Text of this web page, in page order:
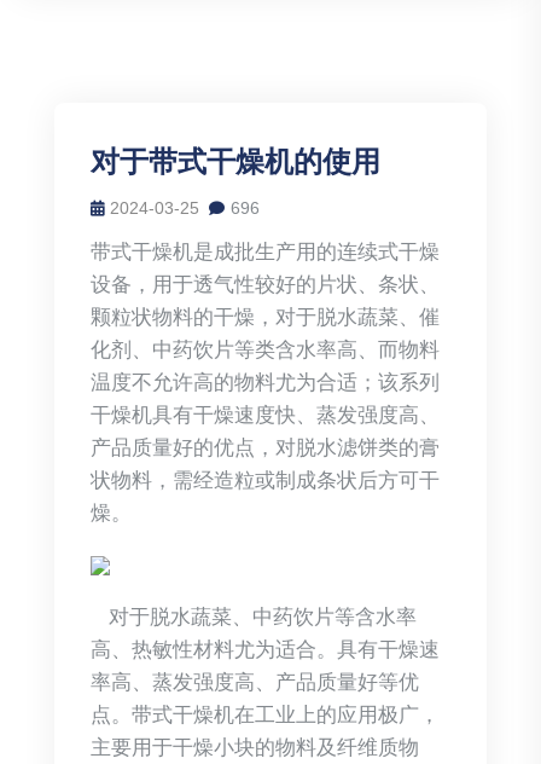
对于带式干燥机的使用
2024-03-25 696
带式干燥机是成批生产用的连续式干燥
设备，用于透气性较好的片状、条状、
颗粒状物料的干燥，对于脱水蔬菜、催
化剂、中药饮片等类含水率高、而物料
温度不允许高的物料尤为合适；该系列
干燥机具有干燥速度快、蒸发强度高、
产品质量好的优点，对脱水滤饼类的膏
状物料，需经造粒或制成条状后方可干
燥。
对于脱水蔬菜、中药饮片等含水率
高、热敏性材料尤为适合。具有干燥速
率高、蒸发强度高、产品质量好等优
点。带式干燥机在工业上的应用极广，
主要用于干燥小块的物料及纤维质物